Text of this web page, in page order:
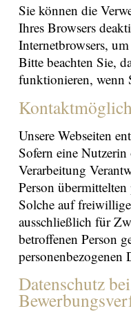
Sie können die
Ihres Browsers
Internetbrowsers,
Bitte beachten Sie,
funktionieren, wenn
Unsere Webseiten
Sofern eine
Verarbeitung
Person übermittelten
Solche auf
ausschließlich für
betroffenen Person
personenbezogenen
Datenschutz